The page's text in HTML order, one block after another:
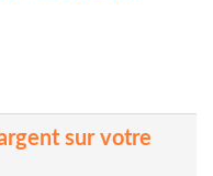
sur votre